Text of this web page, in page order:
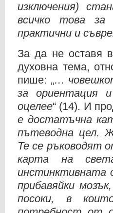
изключения)
всичко това
практични и
За да не оставя
духовна тема,
пише: „…
за ориентация
оцелее“ (14). И
е достатъчна
пътеводна цел.
Те се ръководят
карта на
инстинктивната
прибавяйки
посоки, в